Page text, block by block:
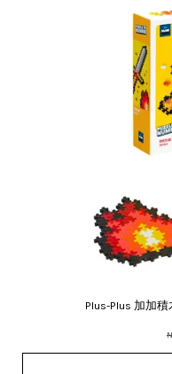
Plus-Plus 加加